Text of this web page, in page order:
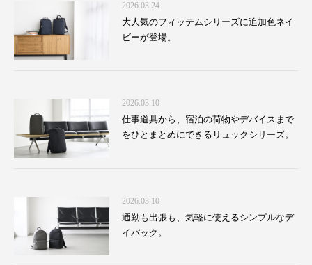
2026.03.24
大人気のフィッテムシリーズに追加色ネイ
ビーが登場。
2026.03.10
仕事道具から、宿泊の荷物やデバイスまで
をひとまとめにできるリュックシリーズ。
2026.03.10
通勤も出張も、気軽に使えるシンプルなデ
イパック。